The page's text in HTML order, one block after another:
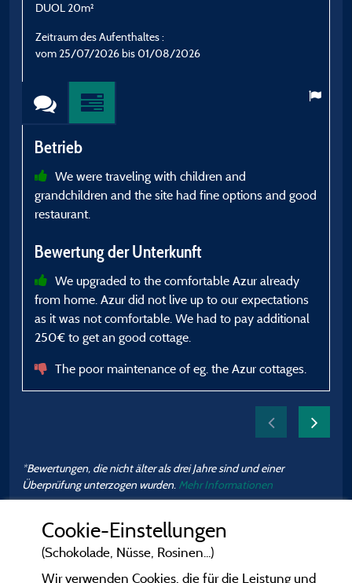
DUOL 20m²
Zeitraum des Aufenthaltes :
vom 25/07/2026 bis 01/08/2026
Betrieb
We were traveling with children and
grandchildren and the site had fine options and good
restaurant.
Bewertung der Unterkunft
We upgraded to the comfortable Azur already
from home. Azur did not live up to our expectations
as it was not comfortable. We had to pay additional
250€ to get an good cottage.
The poor maintenance of eg. the Azur cottages.
*Bewertungen, die nicht älter als drei Jahre sind und einer
Überprüfung unterzogen wurden. Mehr Informationen
Cookie-Einstellungen
(Schokolade, Nüsse, Rosinen...)
Wir verwenden Cookies, die für die Leistung und